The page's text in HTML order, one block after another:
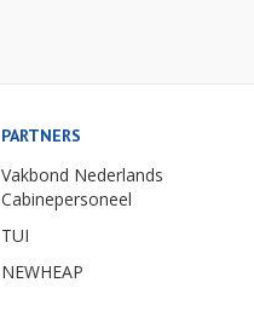
PARTNERS
Vakbond Nederlands
Cabinepersoneel
TUI
NEWHEAP